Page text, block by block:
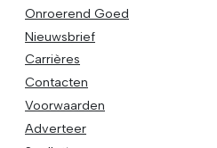
Onroerend Goed
Nieuwsbrief
Carrières
Contacten
Voorwaarden
Adverteer